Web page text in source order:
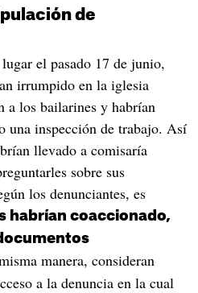
de
el pasado 17 de junio,
irrumpido en la iglesia
a los bailarines y habrían
una inspección de trabajo. Así
llevado a comisaría
sobre sus
los denunciantes, es
habrían coaccionado,
manera, consideran
a la denuncia en la cual